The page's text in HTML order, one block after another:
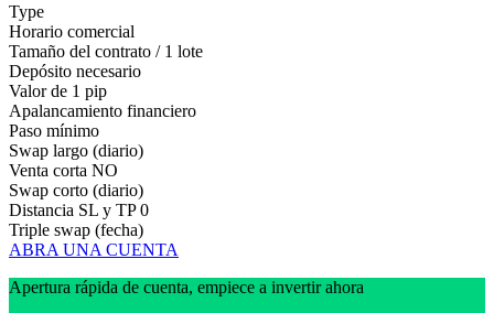
Type
Horario comercial
Tamaño del contrato / 1 lote
Depósito necesario
Valor de 1 pip
Apalancamiento financiero
Paso mínimo
Swap largo (diario)
Venta corta NO
Swap corto (diario)
Distancia SL y TP 0
Triple swap (fecha)
ABRA UNA CUENTA
Apertura rápida de cuenta, empiece a invertir ahora